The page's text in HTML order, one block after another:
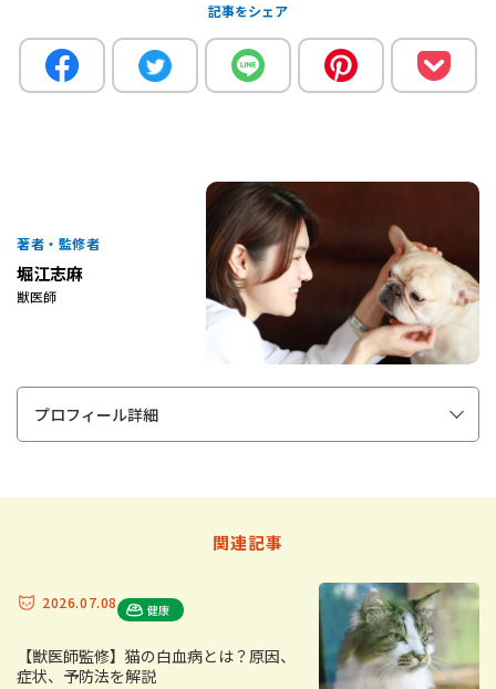
記事をシェア
著者・監修者
堀江志麻
獣医師
プロフィール詳細
関連記事
2026.07.08 健康
【獣医師監修】猫の白血病とは？原因、
症状、予防法を解説